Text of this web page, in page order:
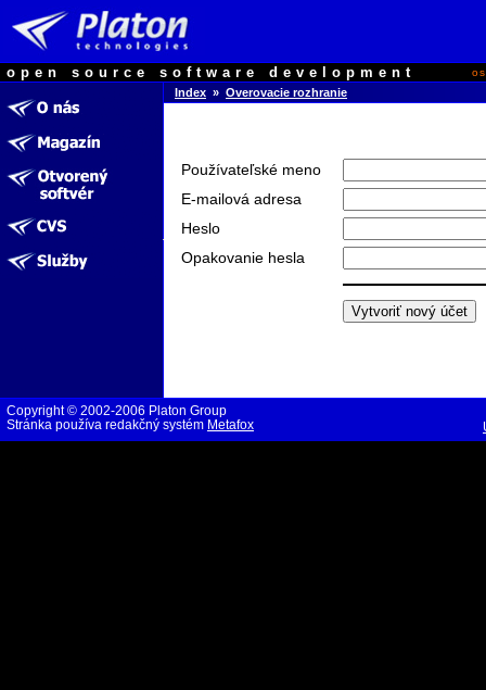
open source software development
Index » Overovacie rozhranie
Používateľské meno
E-mailová adresa
Heslo
Opakovanie hesla
Copyright © 2002-2006 Platon Group
Stránka používa redakčný systém Metafox